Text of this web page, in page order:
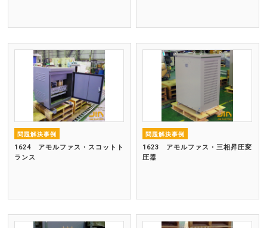
問題解決事例
1624 アモルファス・スコットト
ランス
問題解決事例
1623 アモルファス・三相昇圧変
圧器